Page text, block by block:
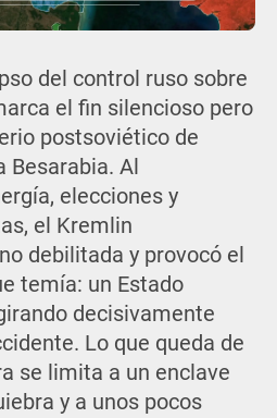
del control ruso sobre
el fin silencioso pero
postsoviético de
Besarabia. Al
elecciones y
el Kremlin
debilitada y provocó el
temía: un Estado
decisivamente
Lo que queda de
se limita a un enclave
y a unos pocos